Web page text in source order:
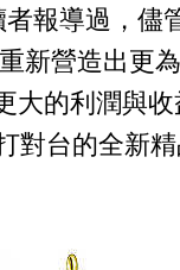
報導過，儘
新營造出更
大的利潤與
對台的全新